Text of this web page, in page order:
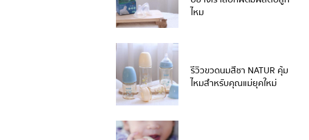
ไหม
รีวิวขวดนมสีชา NATUR คุ้ม
ไหมสำหรับคุณแม่ยุคใหม่